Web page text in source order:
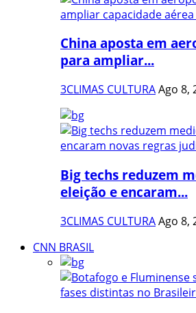
China aposta em
para ampliar...
3CLIMAS CULTURAAgo 8,
Big techs reduzem
eleição e encaram...
3CLIMAS CULTURAAgo 8,
CNN BRASIL